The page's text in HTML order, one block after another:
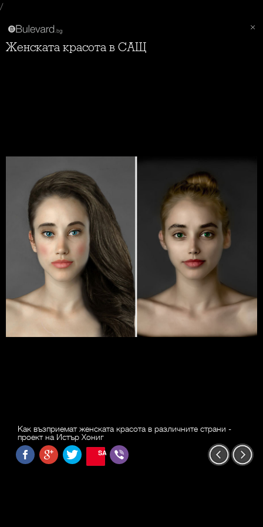
/
Женската красота в САЩ
Как възприемат женската красота в различните страни -
проект на Истър Хониг
SAVE